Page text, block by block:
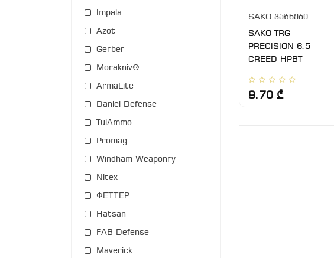
Impala
Azot
Gerber
Morakniv®
ArmaLite
Daniel Defense
TulAmmo
Promag
Windham Weaponry
Nitex
ФЕТТЕР
Hatsan
FAB Defense
Maverick
SAKO ვაზნები
SAKO TRG
PRECISION 6.5
CREED HPBT
9.70 ₾